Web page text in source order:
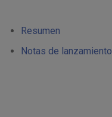
Resumen
Notas de lanzamiento